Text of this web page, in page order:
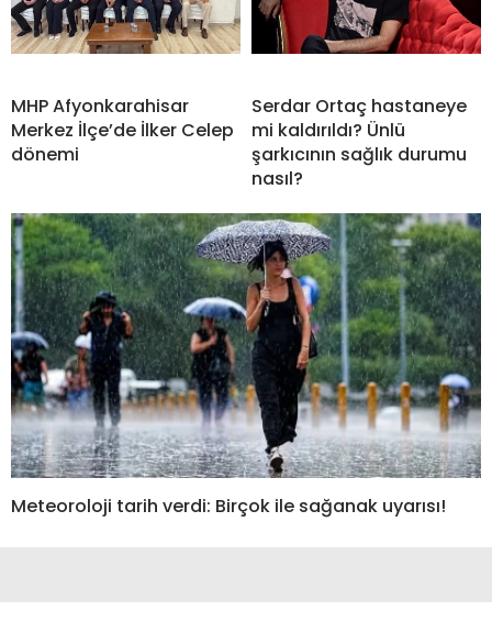
MHP Afyonkarahisar
Merkez İlçe’de İlker Celep
dönemi
Serdar Ortaç hastaneye
mi kaldırıldı? Ünlü
şarkıcının sağlık durumu
nasıl?
Meteoroloji tarih verdi: Birçok ile sağanak uyarısı!